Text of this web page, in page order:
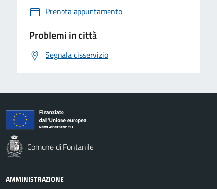
Prenota appuntamento
Problemi in città
Segnala disservizio
Comune di Fontanile
AMMINISTRAZIONE